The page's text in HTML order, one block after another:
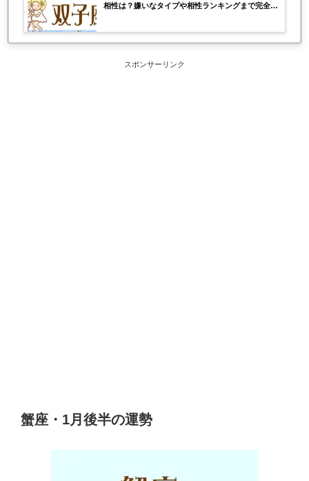
相性は？嫌いなタイプや相性ランキングまで完全紹
スポンサーリンク
蟹座・1月後半の運勢